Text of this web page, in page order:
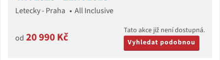
Letecky - Praha All Inclusive
od 20 990 Kč
Tato akce již není dostupná.
Vyhledat podobnou